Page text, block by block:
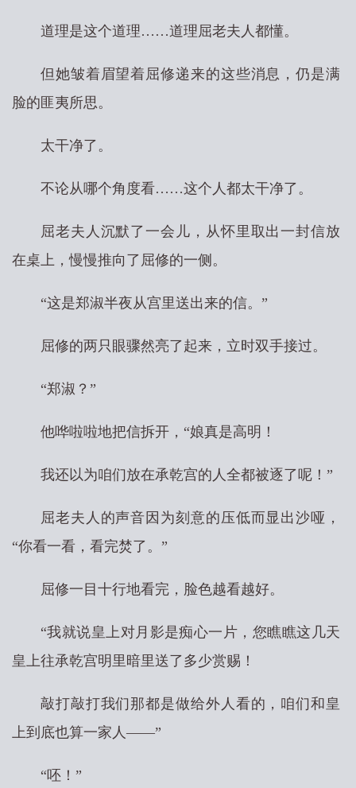
道理是这个道理……道理屈老夫人都懂。
但她皱着眉望着屈修递来的这些消息，仍是满
脸的匪夷所思。
太干净了。
不论从哪个角度看……这个人都太干净了。
屈老夫人沉默了一会儿，从怀里取出一封信放
在桌上，慢慢推向了屈修的一侧。
“这是郑淑半夜从宫里送出来的信。”
屈修的两只眼骤然亮了起来，立时双手接过。
“郑淑？”
他哗啦啦地把信拆开，“娘真是高明！
我还以为咱们放在承乾宫的人全都被逐了呢！”
屈老夫人的声音因为刻意的压低而显出沙哑，
“你看一看，看完焚了。”
屈修一目十行地看完，脸色越看越好。
“我就说皇上对月影是痴心一片，您瞧瞧这几天
皇上往承乾宫明里暗里送了多少赏赐！
敲打敲打我们那都是做给外人看的，咱们和皇
上到底也算一家人——”
“呸！”